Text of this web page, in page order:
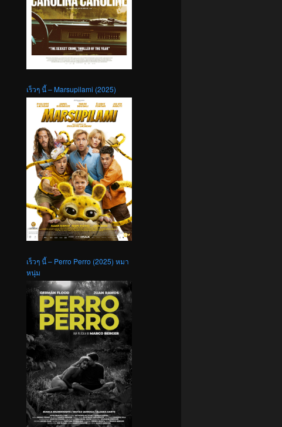
เร็วๆ นี้ – Marsupilami (2025)
เร็วๆ นี้ – Perro Perro (2025) หมา
หนุ่ม